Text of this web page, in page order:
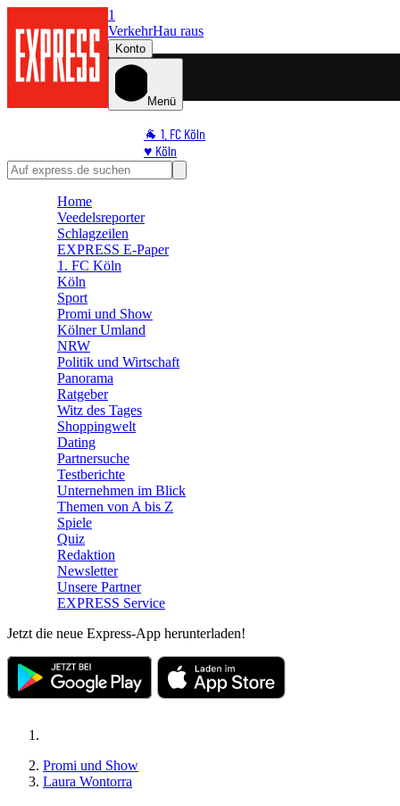
1
VerkehrHau raus
Konto
Menü
🐐 1. FC Köln
♥️ Köln
⭐ Promi
🛒 Shoppingwelt
Home
Veedelsreporter
Schlagzeilen
EXPRESS E-Paper
1. FC Köln
Köln
Sport
Promi und Show
Kölner Umland
NRW
Politik und Wirtschaft
Panorama
Ratgeber
Witz des Tages
Shoppingwelt
Dating
Partnersuche
Testberichte
Unternehmen im Blick
Themen von A bis Z
Spiele
Quiz
Redaktion
Newsletter
Unsere Partner
EXPRESS Service
Jetzt die neue Express-App herunterladen!
Promi und Show
Laura Wontorra